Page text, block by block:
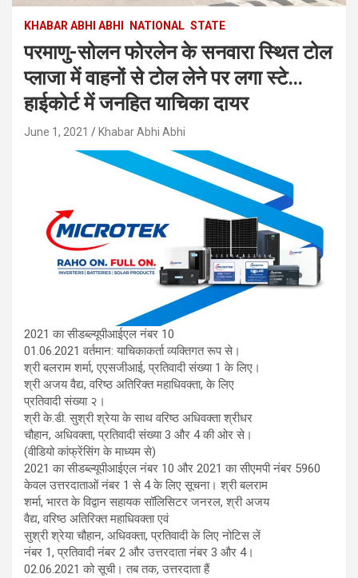
KHABAR ABHI ABHI NATIONAL STATE
परमाणु-सोलन फोरलेन के सनवारा स्थित टोल
प्लाजा में वाहनों से टोल लेने पर लगा स्टे…
हाईकोर्ट में जनहित याचिका दायर
June 1, 2021 Khabar Abhi Abhi
2021 का सीडब्ल्यूपीआईएल नंबर 10
01.06.2021 वर्तमान: याचिकाकर्ता व्यक्तिगत रूप से।
श्री बलराम शर्मा, एएसजीआई, प्रतिवादी संख्या 1 के लिए।
श्री अजय वैद्य, वरिष्ठ अतिरिक्त महाधिवक्ता, के लिए
प्रतिवादी संख्या २।
श्री के.डी. सुश्री श्रेया के साथ वरिष्ठ अधिवक्ता श्रीधर
चौहान, अधिवक्ता, प्रतिवादी संख्या 3 और 4 की ओर से।
(वीडियो कांफ्रेंसिंग के माध्यम से)
2021 का सीडब्ल्यूपीआईएल नंबर 10 और 2021 का सीएमपी नंबर 5960
केवल उत्तरदाताओं नंबर 1 से 4 के लिए सूचना। श्री बलराम
शर्मा, भारत के विद्वान सहायक सॉलिसिटर जनरल, श्री अजय
वैद्य, वरिष्ठ अतिरिक्त महाधिवक्ता एवं
सुश्री श्रेया चौहान, अधिवक्ता, प्रतिवादी के लिए नोटिस लें
नंबर 1, प्रतिवादी नंबर 2 और उत्तरदाता नंबर 3 और 4।
02.06.2021 को सूची। तब तक, उत्तरदाता हैं